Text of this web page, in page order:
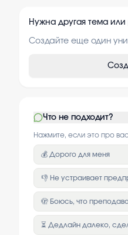
Нужна другая тема или
Создайте еще один
Что не подходит?
Нажмите, если это про
💰 Дорого для меня
👎 Не устраивает
🫣 Боюсь, что
⏳ Дедлайн далеко,